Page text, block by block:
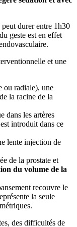
peut durer entre 1h30
geste est en effet
et une
ou radiale), une
la racine de la
dans les artères
introduit dans ce
lente injection de
de la prostate et
du volume de la
recouvre le
la seule
des difficultés de